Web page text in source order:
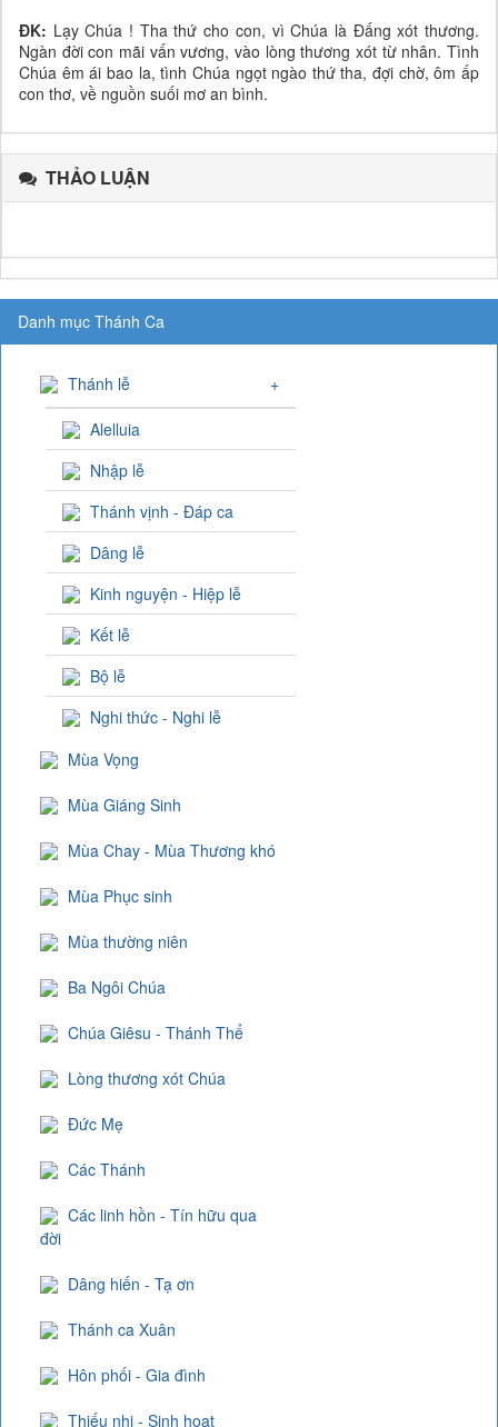
ĐK: Lạy Chúa ! Tha thứ cho con, vì Chúa là Đấng xót thương.
Ngàn đời con mãi vấn vương, vào lòng thương xót từ nhân. Tình
Chúa êm ái bao la, tình Chúa ngọt ngào thứ tha, đợi chờ, ôm ấp
con thơ, về nguồn suối mơ an bình.
THẢO LUẬN
Danh mục Thánh Ca
Thánh lễ +
Alelluia
Nhập lễ
Thánh vịnh - Đáp ca
Dâng lễ
Kinh nguyện - Hiệp lễ
Kết lễ
Bộ lễ
Nghi thức - Nghi lễ
Mùa Vọng
Mùa Giáng Sinh
Mùa Chay - Mùa Thương khó
Mùa Phục sinh
Mùa thường niên
Ba Ngôi Chúa
Chúa Giêsu - Thánh Thể
Lòng thương xót Chúa
Đức Mẹ
Các Thánh
Các linh hồn - Tín hữu qua
đời
Dâng hiến - Tạ ơn
Thánh ca Xuân
Hôn phối - Gia đình
Thiếu nhi - Sinh hoạt